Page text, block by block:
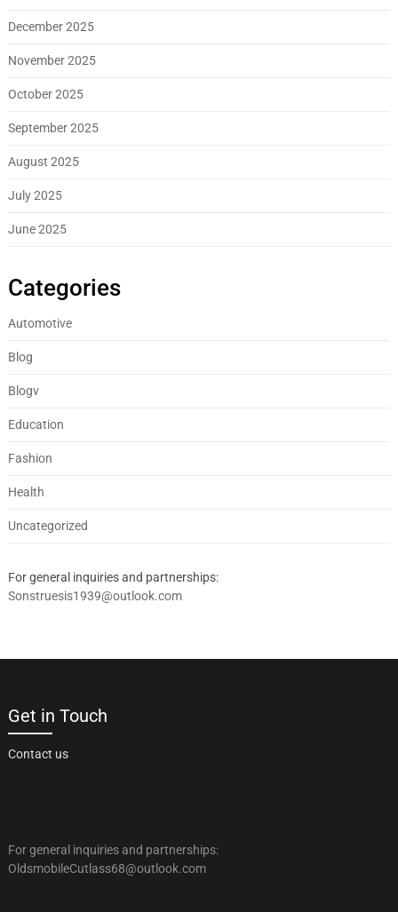
December 2025
November 2025
October 2025
September 2025
August 2025
July 2025
June 2025
Categories
Automotive
Blog
Blogv
Education
Fashion
Health
Uncategorized
For general inquiries and partnerships:
Sonstruesis1939@outlook.com
Get in Touch
Contact us
For general inquiries and partnerships:
OldsmobileCutlass68@outlook.com